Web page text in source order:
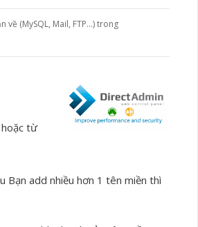
về (MySQL, Mail, FTP...) trong
hoặc từ
Bạn add nhiều hơn 1 tên miền thì